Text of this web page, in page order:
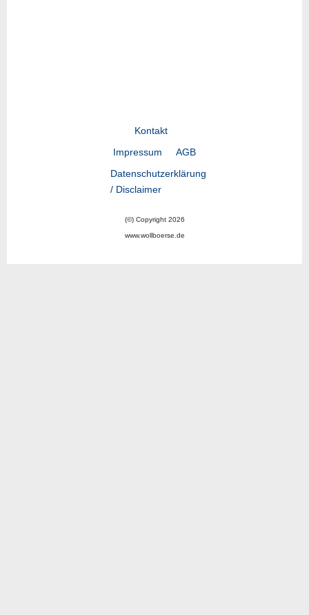
Kontakt
Impressum
AGB
Datenschutzerklärung
/ Disclaimer
(©) Copyright 2026
www.wollboerse.de